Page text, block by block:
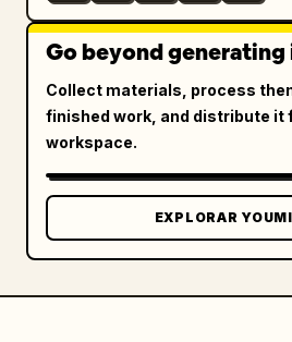
Go beyond generating
Collect materials, process
finished work, and distribute it
workspace.
EXPLORAR